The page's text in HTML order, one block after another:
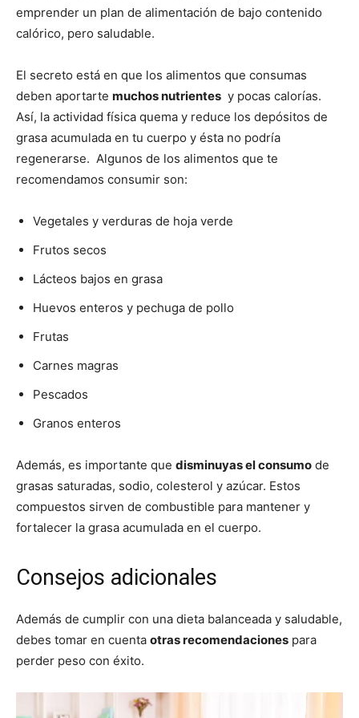
emprender un plan de alimentación de bajo contenido
calórico, pero saludable.
El secreto está en que los alimentos que consumas
deben aportarte muchos nutrientes y pocas calorías.
Así, la actividad física quema y reduce los depósitos de
grasa acumulada en tu cuerpo y ésta no podría
regenerarse. Algunos de los alimentos que te
recomendamos consumir son:
Vegetales y verduras de hoja verde
Frutos secos
Lácteos bajos en grasa
Huevos enteros y pechuga de pollo
Frutas
Carnes magras
Pescados
Granos enteros
Además, es importante que disminuyas el consumo de
grasas saturadas, sodio, colesterol y azúcar. Estos
compuestos sirven de combustible para mantener y
fortalecer la grasa acumulada en el cuerpo.
Consejos adicionales
Además de cumplir con una dieta balanceada y saludable,
debes tomar en cuenta otras recomendaciones para
perder peso con éxito.